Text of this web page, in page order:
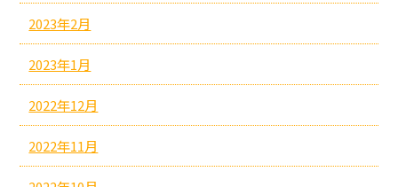
2023年2月
2023年1月
2022年12月
2022年11月